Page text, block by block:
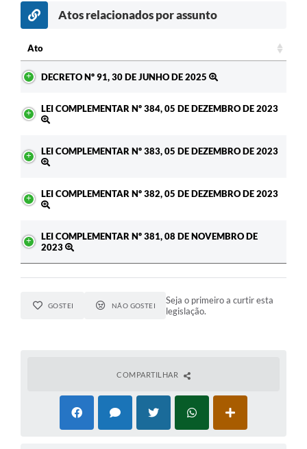
Atos relacionados por assunto
Ato
DECRETO Nº 91, 30 DE JUNHO DE 2025
LEI COMPLEMENTAR Nº 384, 05 DE DEZEMBRO DE 2023
LEI COMPLEMENTAR Nº 383, 05 DE DEZEMBRO DE 2023
LEI COMPLEMENTAR Nº 382, 05 DE DEZEMBRO DE 2023
LEI COMPLEMENTAR Nº 381, 08 DE NOVEMBRO DE
2023
GOSTEI NÃO GOSTEI
Seja o primeiro a curtir esta
legislação.
COMPARTILHAR